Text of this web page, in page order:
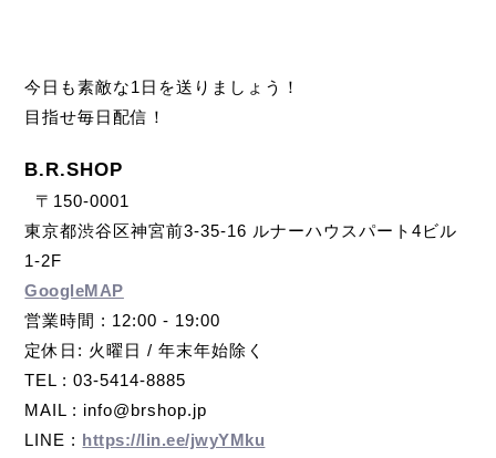
今日も素敵な1日を送りましょう！
目指せ毎日配信！
B.R.SHOP
〒150-0001
東京都渋谷区神宮前3-35-16 ルナーハウスパート4ビル
1-2F
GoogleMAP
営業時間 : 12:00 - 19:00
定休日: 火曜日 / 年末年始除く
TEL : 03-5414-8885
MAIL : info@brshop.jp
LINE : https://lin.ee/jwyYMku